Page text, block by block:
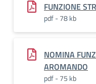
FUNZIONE
pdf - 78 kb
NOMINA
AROMANDO
pdf - 75 kb